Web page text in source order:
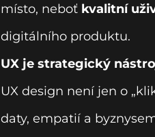
místo, neboť kvalitní
digitálního produktu.
UX je strategický
UX design není jen o
daty, empatií a